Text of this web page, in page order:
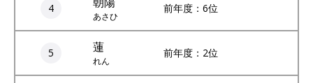
4
あさひ
前年度：6位
5 蓮
れん
前年度：2位